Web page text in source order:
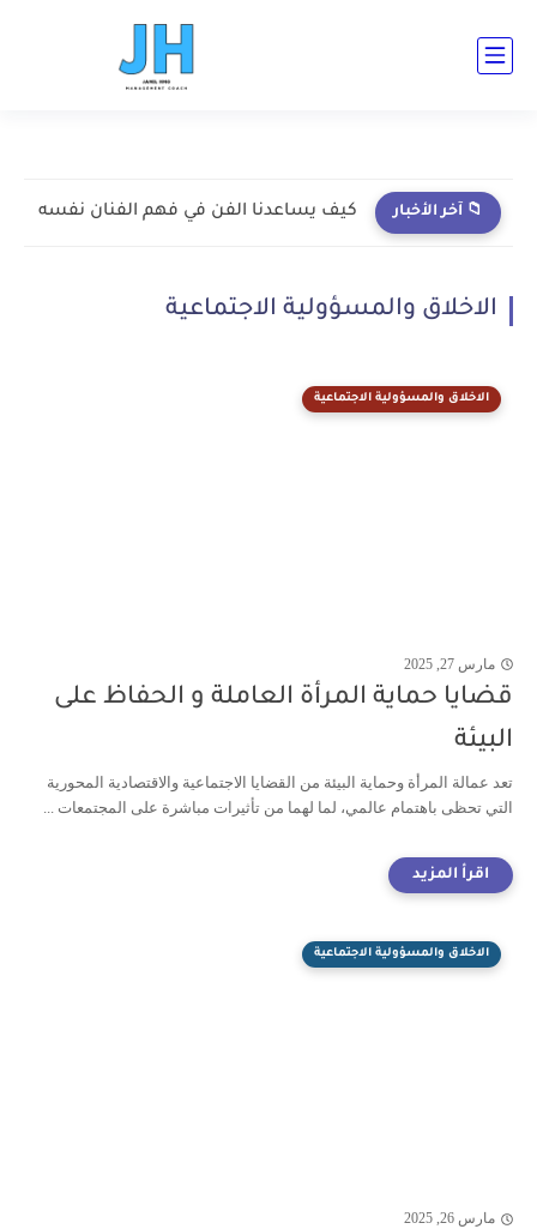
📁 آخر الأخبار كيف يساعدنا الفن في فهم الفنان نفسه
الاخلاق والمسؤولية الاجتماعية
الاخلاق والمسؤولية الاجتماعية
مارس 27, 2025
قضايا حماية المرأة العاملة و الحفاظ على
البيئة
تعد عمالة المرأة وحماية البيئة من القضايا الاجتماعية والاقتصادية المحورية
التي تحظى باهتمام عالمي، لما لهما من تأثيرات مباشرة على المجتمعات ...
الاخلاق والمسؤولية الاجتماعية
مارس 26, 2025